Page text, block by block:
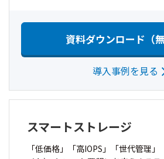
資料ダウンロード（無
導入事例を見る
スマートストレージ
「低価格」「高IOPS」「世代管理